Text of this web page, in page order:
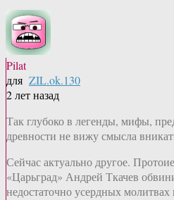
Pilat
для ZIL.ok.130
2 лет назад
Так глубоко в легенды, мифы,
древности не вижу смысла
Сейчас актуально другое.
«Царьград» Андрей Ткачев
недостаточно усердных молитвах